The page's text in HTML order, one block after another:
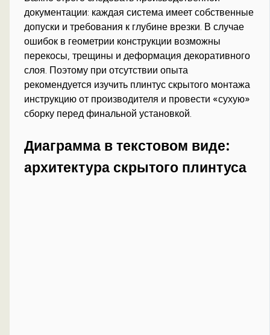
документации: каждая система имеет собственные
допуски и требования к глубине врезки. В случае
ошибок в геометрии конструкции возможны
перекосы, трещины и деформация декоративного
слоя. Поэтому при отсутствии опыта
рекомендуется изучить плинтус скрытого монтажа
инструкцию от производителя и провести «сухую»
сборку перед финальной установкой.
Диаграмма в текстовом виде:
архитектура скрытого плинтуса